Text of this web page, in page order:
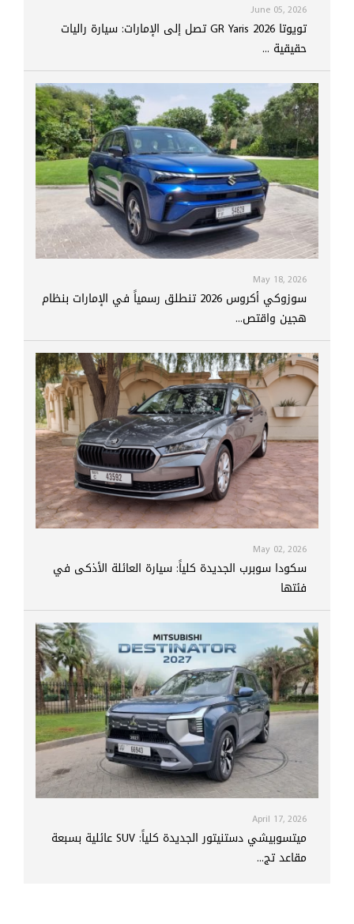
June 05, 2026
تويوتا GR Yaris 2026 تصل إلى الإمارات: سيارة راليات
حقيقية ...
May 18, 2026
سوزوكي أكروس 2026 تنطلق رسمياً في الإمارات بنظام
هجين واقتص...
May 02, 2026
سكودا سوبرب الجديدة كلياً: سيارة العائلة الأذكى في
فئتها
April 17, 2026
ميتسوبيشي دستنيتور الجديدة كلياً: SUV عائلية بسبعة
مقاعد تج...